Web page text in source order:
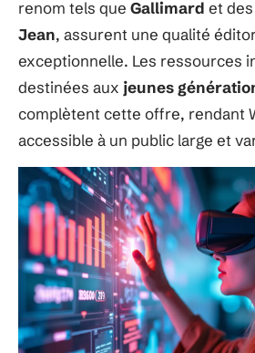
renom tels que Gallimard et
Jean, assurent une qualité
exceptionnelle. Les ressources
destinées aux jeunes
complètent cette offre, rendant
accessible à un public large et